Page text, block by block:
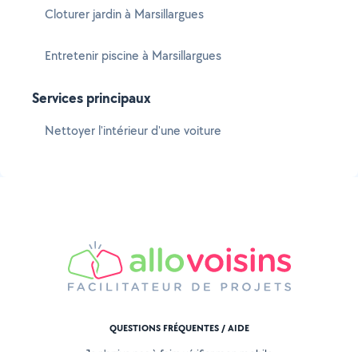
Cloturer jardin à Marsillargues
Entretenir piscine à Marsillargues
Services principaux
Nettoyer l'intérieur d'une voiture
QUESTIONS FRÉQUENTES / AIDE